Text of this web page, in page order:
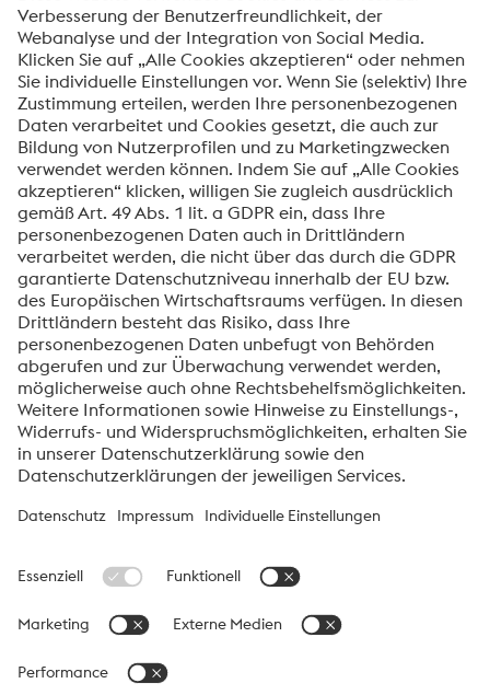
<0.10
<0.15
18,00
4,90
9,30
1,10
Downloads
Datenblatt AM Wassermantelkerne
PDF | 691 KB
Über die High Performance Metals Division
Die High Performance Metals Division des voestalpine-Konzerns
ist auf die Produktion und Verarbeitung von
fokussiert. Die Division ist globaler Marktführer bei Werkzeugstahl
und einer der führenden Anbieter von anderen Produkten aus
Bereiche Automobil, Öl- und Gasexploration, Maschinenbau